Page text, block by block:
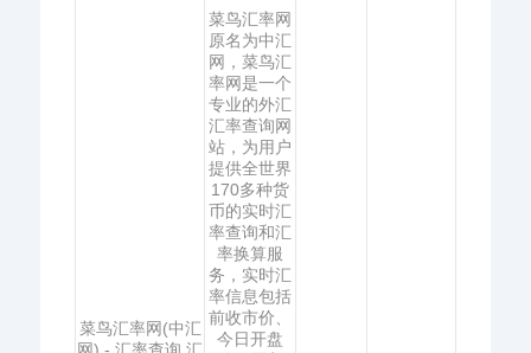
菜鸟汇率网(中汇
菜鸟汇率网
原名为中汇
网，菜鸟汇
率网是一个
专业的外汇
汇率查询网
站，为用户
提供全世界
170多种货
币的实时汇
率查询和汇
率换算服
务，实时汇
率信息包括
前收市价、
今日开盘